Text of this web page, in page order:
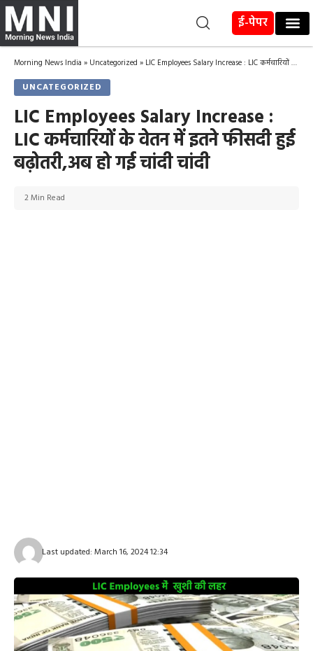
ई-पेपर
Morning News India » Uncategorized » LIC Employees Salary Increase : LIC कर्मचारियों के वेतन में इतने फीसदी हुई बढ़ोतरी,अब हो गई चांदी चांदी
UNCATEGORIZED
LIC Employees Salary Increase :
LIC कर्मचारियों के वेतन में इतने फीसदी हुई
बढ़ोतरी,अब हो गई चांदी चांदी
Last updated: March 16, 2024 12:34
2 Min Read